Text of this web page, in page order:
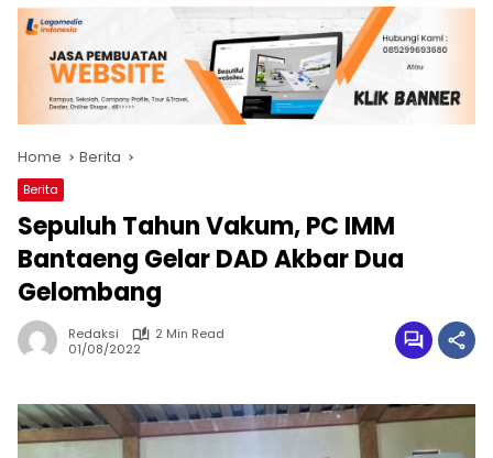
Home Berita
Berita
Sepuluh Tahun Vakum, PC IMM
Bantaeng Gelar DAD Akbar Dua
Gelombang
Redaksi
2 Min Read
01/08/2022